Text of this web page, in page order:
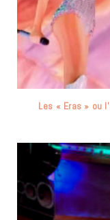
Les « Eras » ou